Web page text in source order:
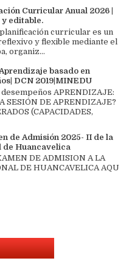
Curricular Anual 2026 |
editable.
planificación curricular es un
y flexible mediante el
organiz...
basado en
DCN 2019|MINEDU
APRENDIZAJE:
SESIÓN DE APRENDIZAJE?
(CAPACIDADES,
de Admisión 2025- II de la
Huancavelica
DE ADMISION A LA
DE HUANCAVELICA AQU